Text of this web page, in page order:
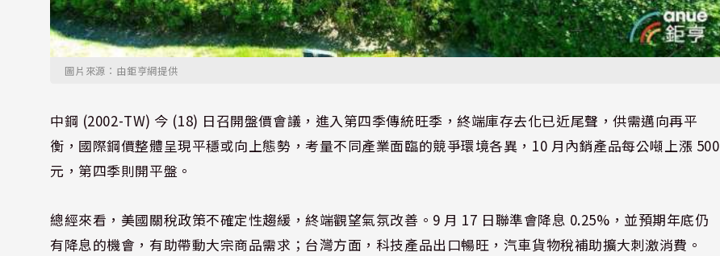
圖片來源：由鉅亨網提供
中鋼 (2002-TW) 今 (18) 日召開盤價會議，進入第四季傳統旺季，終端庫存去化已近尾聲，供需邁向再平
衡，國際鋼價整體呈現平穩或向上態勢，考量不同產業面臨的競爭環境各異，10 月內銷產品每公噸上漲 500
元，第四季則開平盤。
總經來看，美國關稅政策不確定性趨緩，終端觀望氣氛改善。9 月 17 日聯準會降息 0.25%，並預期年底仍
有降息的機會，有助帶動大宗商品需求；台灣方面，科技產品出口暢旺，汽車貨物稅補助擴大刺激消費。